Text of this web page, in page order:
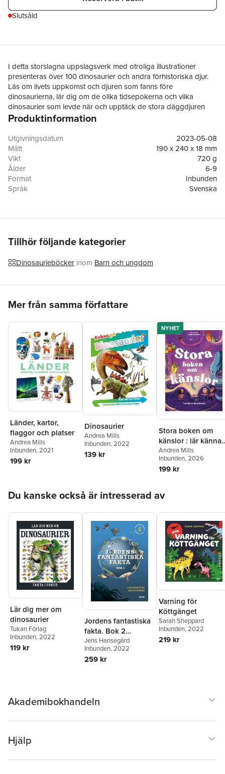
Slutsåld
I detta storslagna uppslagsverk med otroliga illustrationer
presenteras över 100 dinosaurier och andra förhistoriska djur.
Läs om livets uppkomst och djuren som fanns före
dinosaurierna, lär dig om de olika tidsepokerna och vilka
dinosaurier som levde när och upptäck de stora däggdjuren
som utvecklades efter dinosaurierna. Varje djur presenteras
Produktinformation
Utgivningsdatum
2023-05-08
Mått
190 x 240 x 18 mm
Vikt
720 g
Ålder
6-9
Format
Inbunden
Språk
Svenska
Förlag
Lind & Co
Översättare
Tillhör följande kategorier
Dinosaurieböcker inom Barn och ungdom
Mer från samma författare
Länder, kartor,
flaggor och platser
Andrea Mills
Inbunden, 2021
199 kr
Dinosaurier
Andrea Mills
Inbunden, 2022
139 kr
NYHET
Stora boken om
känslor : lär känna
dina känslor
Andrea Mills
Inbunden, 2026
199 kr
Du kanske också är intresserad av
Lär dig mer om
dinosaurier
Tukan Förlag
Inbunden, 2022
119 kr
Jordens fantastiska
fakta. Bok 2
(samlingsvolym, 5
böcker i en)
Jens Hansegård
Inbunden, 2022
259 kr
Varning för
Köttgänget
Sarah Sheppard
Inbunden, 2022
219 kr
Akademibokhandeln
Hjälp